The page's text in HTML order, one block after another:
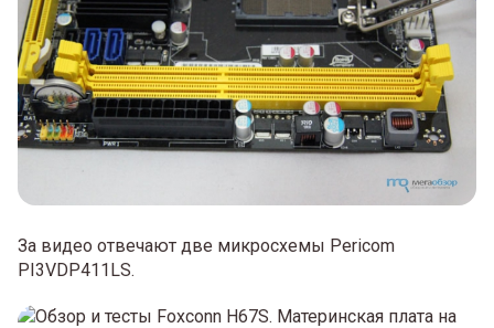
За видео отвечают две микросхемы Pericom
PI3VDP411LS.